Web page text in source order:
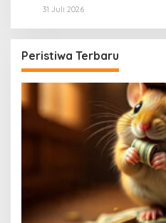
Paling Cuan & Volume
31 Juli 2026
Peristiwa Terbaru